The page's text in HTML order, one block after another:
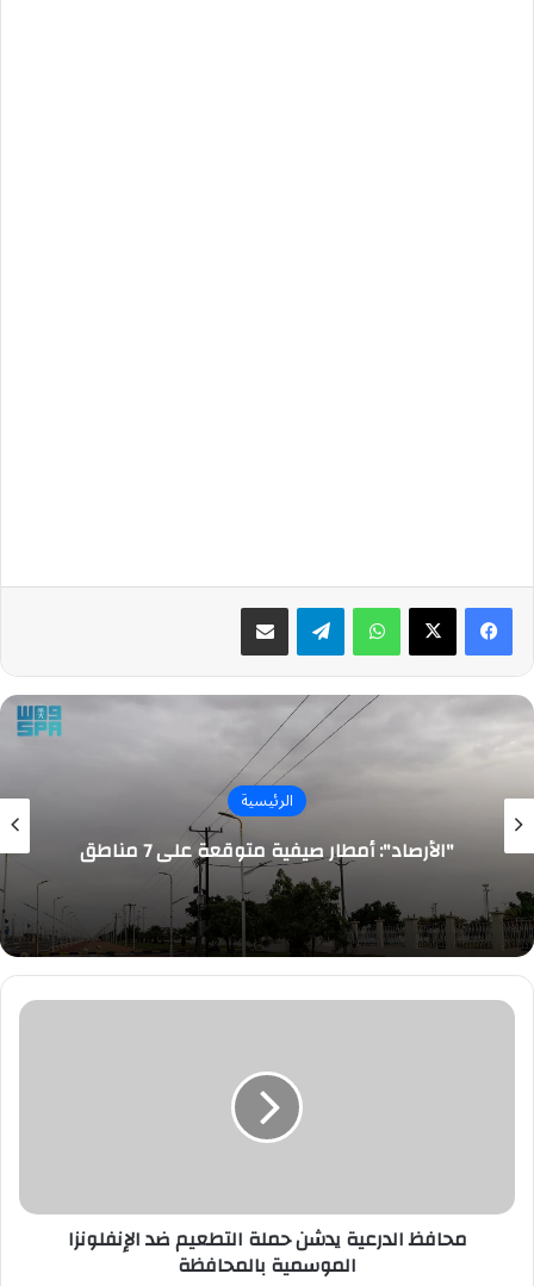
واتسابتيلقرام مشاركة عبر البريد
الرئيسية
"الأرصاد": أمطار صيفية متوقعة على 7 مناطق
محافظ
بالمحافظة
محافظ الدرعية يدشن حملة التطعيم ضد الإنفلونزا
الموسمية بالمحافظة